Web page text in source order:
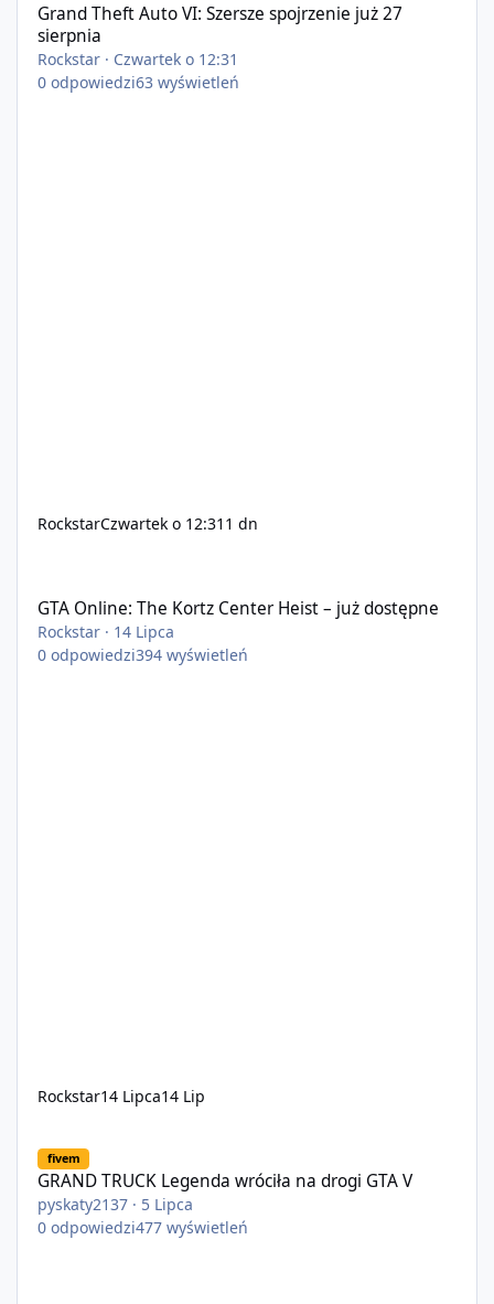
Grand Theft Auto VI: Szersze spojrzenie już 27
sierpnia
Rockstar · Czwartek o 12:31
0 odpowiedzi63 wyświetleń
RockstarCzwartek o 12:31 1 dn
GTA Online: The Kortz Center Heist – już dostępne
Rockstar · 14 Lipca
0 odpowiedzi394 wyświetleń
Rockstar14 Lipca14 Lip
fivem
GRAND TRUCK Legenda wróciła na drogi GTA V
pyskaty2137 · 5 Lipca
0 odpowiedzi477 wyświetleń